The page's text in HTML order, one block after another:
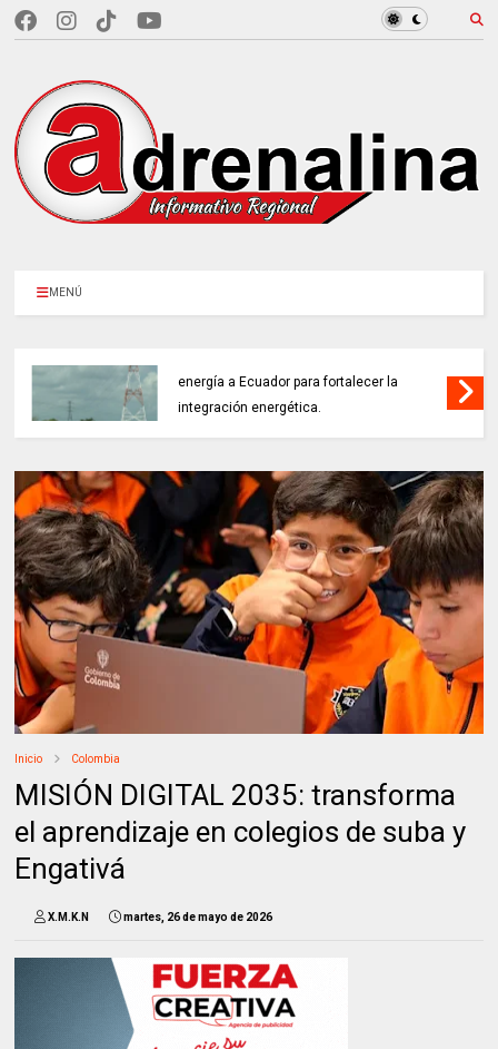
MENÚ
energía a Ecuador para fortalecer la
integración energética.
Inicio Colombia
MISIÓN DIGITAL 2035: transforma
el aprendizaje en colegios de suba y
Engativá
X.M.K.N martes, 26 de mayo de 2026